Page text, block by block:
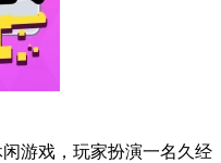
游戏，玩家扮演一名久经